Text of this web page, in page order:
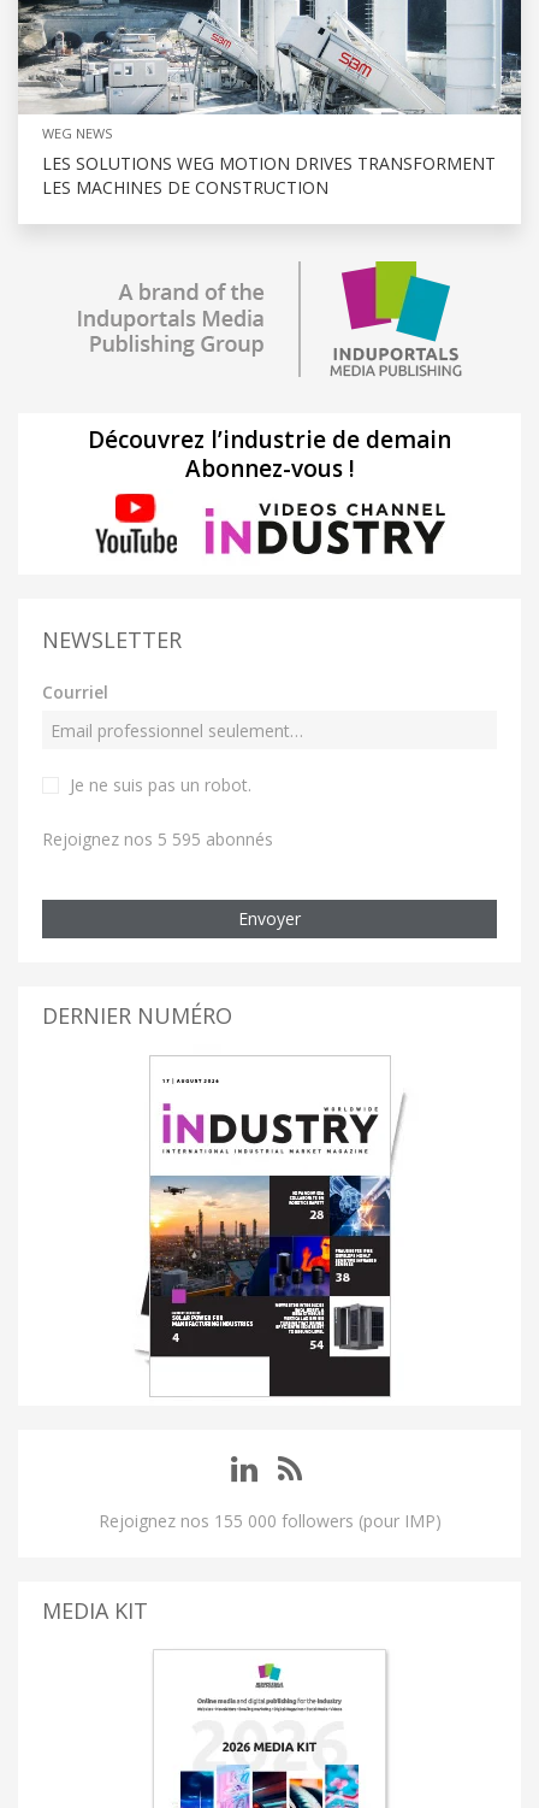
WEG NEWS
LES SOLUTIONS WEG MOTION DRIVES TRANSFORMENT
LES MACHINES DE CONSTRUCTION
Découvrez l’industrie de demain
Abonnez-vous !
NEWSLETTER
Courriel
Je ne suis pas un robot.
Rejoignez nos 5 595 abonnés
Envoyer
DERNIER NUMÉRO
Rejoignez nos 155 000 followers (pour IMP)
MEDIA KIT